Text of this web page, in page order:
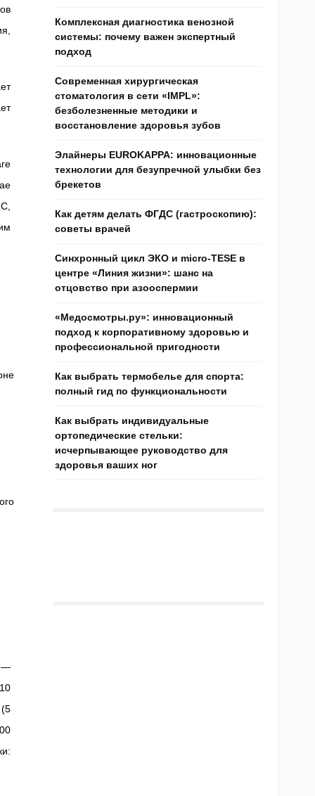
—
Комплексная диагностика венозной
системы: почему важен экспертный
подход
Современная хирургическая
стоматология в сети «IMPL»:
безболезненные методики и
восстановление здоровья зубов
Элайнеры EUROKAPPA: инновационные
технологии для безупречной улыбки без
брекетов
Как детям делать ФГДС (гастроскопию):
советы врачей
Синхронный цикл ЭКО и micro-TESE в
центре «Линия жизни»: шанс на
отцовство при азооспермии
«Медосмотры.ру»: инновационный
подход к корпоративному здоровью и
профессиональной пригодности
Как выбрать термобелье для спорта:
полный гид по функциональности
Как выбрать индивидуальные
ортопедические стельки:
исчерпывающее руководство для
здоровья ваших ног